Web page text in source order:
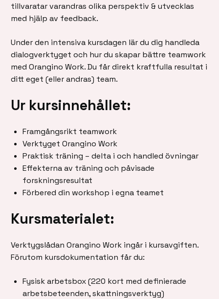
tillvaratar varandras olika perspektiv & utvecklas
med hjälp av feedback.
Under den intensiva kursdagen lär du dig handleda
dialogverktyget och hur du skapar bättre teamwork
med Orangino Work. Du får direkt kraftfulla resultat i
ditt eget (eller andras) team.
Ur kursinnehållet:
Framgångsrikt teamwork
Verktyget Orangino Work
Praktisk träning – delta i och handled övningar
Effekterna av träning och påvisade
forskningsresultat
Förbered din workshop i egna teamet
Kursmaterialet:
Verktygslådan Orangino Work ingår i kursavgiften.
Förutom kursdokumentation får du:
Fysisk arbetsbox (220 kort med definierade
arbetsbeteenden, skattningsverktyg)